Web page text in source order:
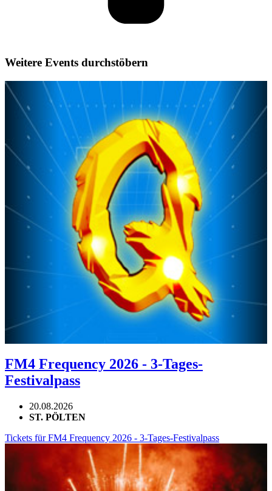
Weitere Events durchstöbern
FM4 Frequency 2026 - 3-Tages-
Festivalpass
20.08.2026
ST. PÖLTEN
Tickets für FM4 Frequency 2026 - 3-Tages-Festivalpass